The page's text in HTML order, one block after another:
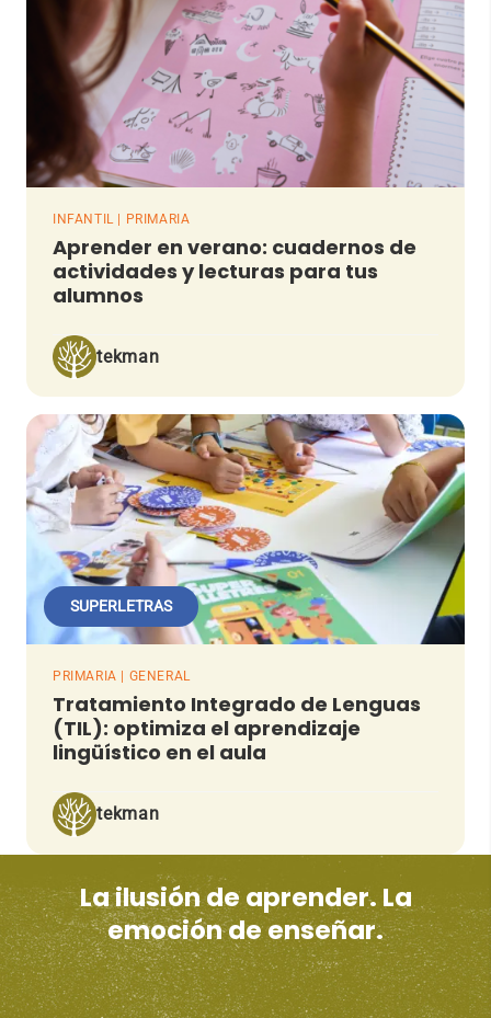
INFANTIL | PRIMARIA
Aprender en verano: cuadernos de
actividades y lecturas para tus
alumnos
tekman
SUPERLETRAS
PRIMARIA | GENERAL
Tratamiento Integrado de Lenguas
(TIL): optimiza el aprendizaje
lingüístico en el aula
tekman
La ilusión de aprender. La
emoción de enseñar.